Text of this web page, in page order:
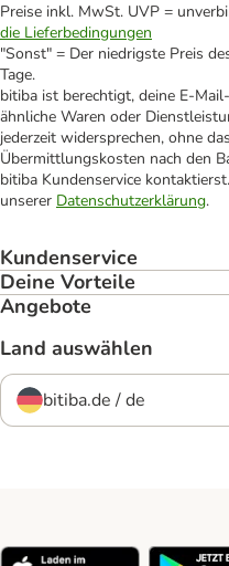
Preise inkl. MwSt. UVP =
die Lieferbedingungen
"Sonst" = Der niedrigste Preis
Tage.
bitiba ist berechtigt, deine E-
ähnliche Waren oder
jederzeit widersprechen, ohne
Übermittlungskosten nach den
bitiba Kundenservice
unserer Datenschutzerklärung.
Kundenservice
Deine Vorteile
Angebote
Land auswählen
bitiba.de / de